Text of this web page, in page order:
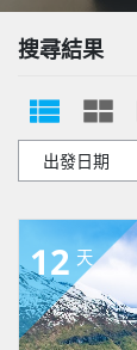
搜尋結果
12 天